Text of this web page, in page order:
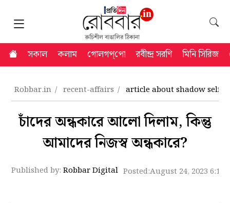
সকাল কলাম গোলগপ্‌পো রবীন্দ্র সরণি মিনি সিরিজ
Robbar.in recent-affairs article about shadow self
চাঁদের অন্ধকারে আলো দিলাম, কিন্তু
আমাদের নিজস্ব অন্ধকারে?
Published by:Robbar Digital Posted:August 24, 2023 6:11